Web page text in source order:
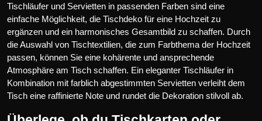
Tischläufer und Servietten in passenden Farben sind eine
einfache Möglichkeit, die Tischdeko für eine Hochzeit zu
ergänzen und ein harmonisches Gesamtbild zu schaffen. Durch
die Auswahl von Tischtextilien, die zum Farbthema der Hochzeit
passen, können Sie eine kohärente und ansprechende
Atmosphäre am Tisch schaffen. Ein eleganter Tischläufer in
Kombination mit farblich abgestimmten Servietten verleiht dem
Tisch eine raffinierte Note und rundet die Dekoration stilvoll ab.